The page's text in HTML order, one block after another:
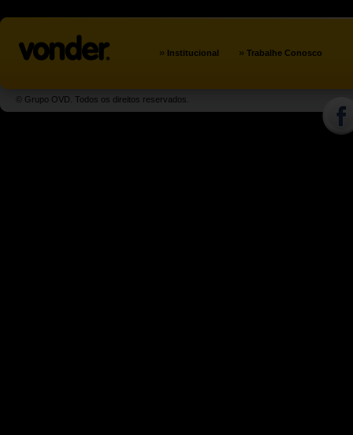
» Institucional » Trabalhe Conosco
© Grupo OVD. Todos os direitos reservados.